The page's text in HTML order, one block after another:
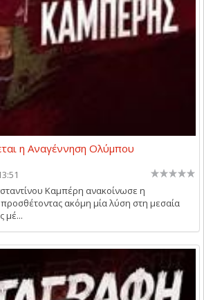
η Αναγέννηση Ολύμπου
Καμπέρη ανακοίνωσε η
ακόμη μία λύση στη μεσαία
μέ...